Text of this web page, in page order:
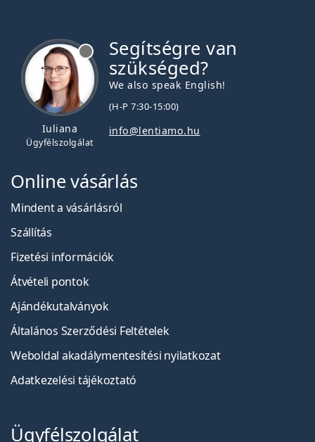
Iuliana
Ügyfélszolgálat
Segítségre van
szükséged?
We also speak English!
(H-P 7:30-15:00)
info@lentiamo.hu
Online vásárlás
Mindent a vásárlásról
Szállítás
Fizetési információk
Átvételi pontok
Ajándékutalványok
Általános Szerződési Feltételek
Weboldal akadálymentesítési nyilatkozat
Adatkezelési tájékoztató
Ügyfélszolgálat